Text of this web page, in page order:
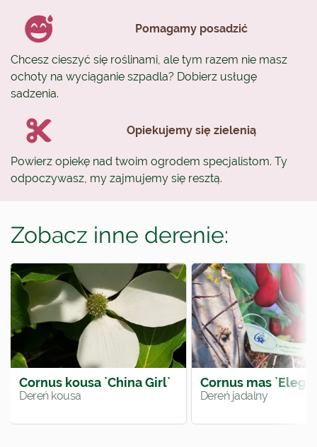
Pomagamy posadzić
Chcesz cieszyć się roślinami, ale tym razem nie masz
ochoty na wyciąganie szpadla? Dobierz usługę
sadzenia.
Opiekujemy się zielenią
Powierz opiekę nad twoim ogrodem specjalistom. Ty
odpoczywasz, my zajmujemy się resztą.
Zobacz inne derenie:
Cornus kousa `China Girl`
Dereń kousa
Cornus mas
Dereń jadalny